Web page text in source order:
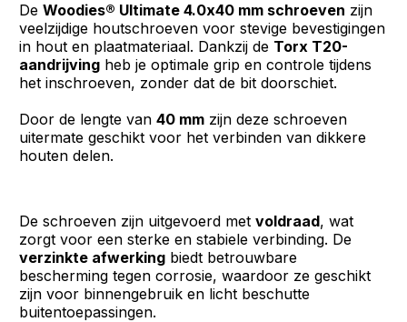
DeWoodies® Ultimate 4.0x40 mm schroeven zijn
veelzijdige houtschroeven voor stevige bevestigingen
in hout en plaatmateriaal. Dankzij de Torx T20-
aandrijving heb je optimale grip en controle tijdens
het inschroeven, zonder dat de bit doorschiet.
Door de lengte van40 mm zijn deze schroeven
uitermate geschikt voor het verbinden van dikkere
houten delen.
De schroeven zijn uitgevoerd metvoldraad, wat
zorgt voor een sterke en stabiele verbinding. De
verzinkte afwerking biedt betrouwbare
bescherming tegen corrosie, waardoor ze geschikt
zijn voor binnengebruik en licht beschutte
buitentoepassingen.